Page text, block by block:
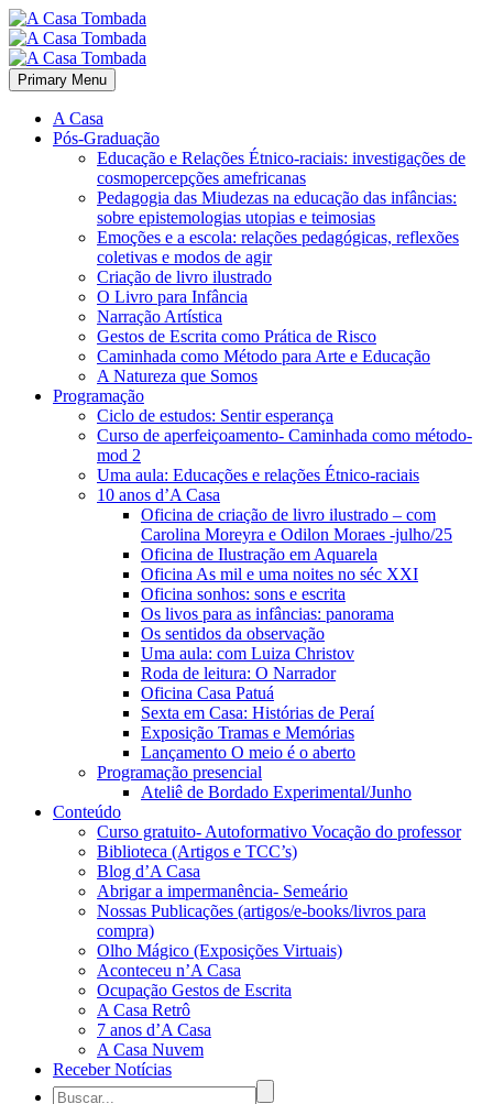
Primary Menu
A Casa
Pós-Graduação
Educação e Relações Étnico-raciais: investigações de
cosmopercepções amefricanas
Pedagogia das Miudezas na educação das infâncias:
sobre epistemologias utopias e teimosias
Emoções e a escola: relações pedagógicas, reflexões
coletivas e modos de agir
Criação de livro ilustrado
O Livro para Infância
Narração Artística
Gestos de Escrita como Prática de Risco
Caminhada como Método para Arte e Educação
A Natureza que Somos
Programação
Ciclo de estudos: Sentir esperança
Curso de aperfeiçoamento- Caminhada como método-
mod 2
Uma aula: Educações e relações Étnico-raciais
10 anos d’A Casa
Oficina de criação de livro ilustrado – com
Carolina Moreyra e Odilon Moraes -julho/25
Oficina de Ilustração em Aquarela
Oficina As mil e uma noites no séc XXI
Oficina sonhos: sons e escrita
Os livos para as infâncias: panorama
Os sentidos da observação
Uma aula: com Luiza Christov
Roda de leitura: O Narrador
Oficina Casa Patuá
Sexta em Casa: Histórias de Peraí
Exposição Tramas e Memórias
Lançamento O meio é o aberto
Programação presencial
Ateliê de Bordado Experimental/Junho
Conteúdo
Curso gratuito- Autoformativo Vocação do professor
Biblioteca (Artigos e TCC’s)
Blog d’A Casa
Abrigar a impermanência- Semeário
Nossas Publicações (artigos/e-books/livros para
compra)
Olho Mágico (Exposições Virtuais)
Aconteceu n’A Casa
Ocupação Gestos de Escrita
A Casa Retrô
7 anos d’A Casa
A Casa Nuvem
Receber Notícias